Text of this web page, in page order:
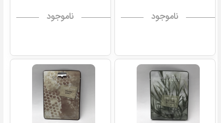
ناموجود ناموجود